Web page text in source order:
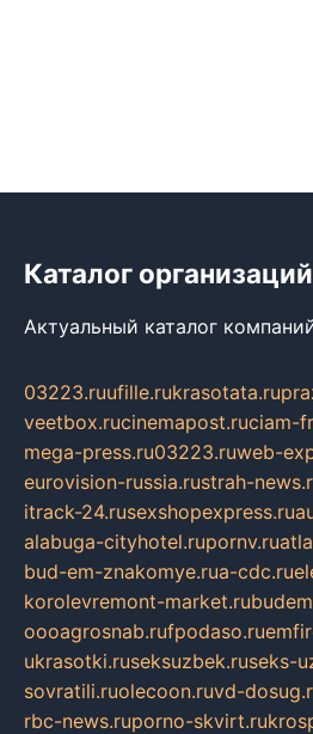
Каталог организаций
Актуальный каталог
03223.ruufille.rukrasotata.ru
veetbox.rucinemapost.ruciam-
mega-press.ru03223.ruweb-
eurovision-russia.rustrah-
itrack-24.rusexshopexpress.ru
alabuga-cityhotel.rupornv.ru
bud-em-znakomye.rua-cdc.ru
korolevremont-market.ru
oooagrosnab.rufpodaso.ru
ukrasotki.ruseksuzbek.ruseks-
sovratili.ruolecoon.ruvd-
rbc-news.ruporno-skvirt.ru